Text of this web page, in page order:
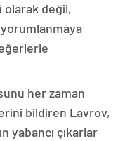
olarak değil,
her zaman
bildiren Lavrov,
yabancı çıkarlar